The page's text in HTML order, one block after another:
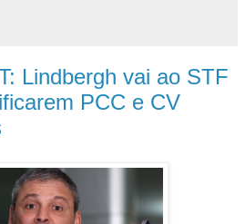
Lindbergh vai ao STF
PCC e CV